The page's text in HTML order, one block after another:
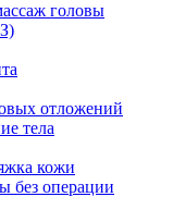
головы
отложений
тела
кожи
без операции